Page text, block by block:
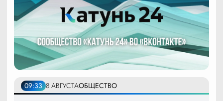
09:33 8 АВГУСТАОБЩЕСТВО